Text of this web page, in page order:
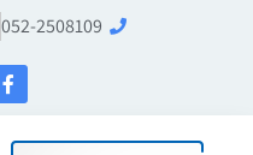
052-2508109